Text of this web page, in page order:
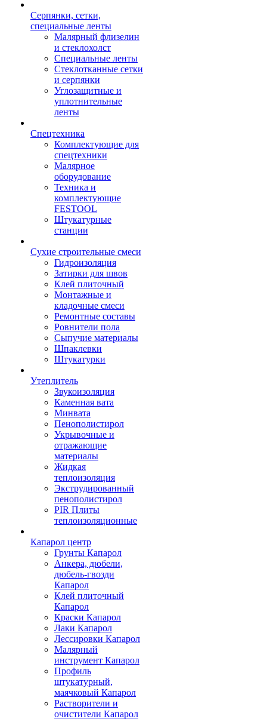
Серпянки, сетки,
специальные ленты
Малярный флизелин
и стеклохолст
Специальные ленты
Стеклотканные сетки
и серпянки
Углозащитные и
уплотнительные
ленты
Спецтехника
Комплектующие для
спецтехники
Малярное
оборудование
Техника и
комплектующие
FESTOOL
Штукатурные
станции
Сухие строительные смеси
Гидроизоляция
Затирки для швов
Клей плиточный
Монтажные и
кладочные смеси
Ремонтные составы
Ровнители пола
Сыпучие материалы
Шпаклевки
Штукатурки
Утеплитель
Звукоизоляция
Каменная вата
Минвата
Пенополистирол
Укрывочные и
отражающие
материалы
Жидкая
теплоизоляция
Экструдированный
пенополистирол
PIR Плиты
теплоизоляционные
Капарол центр
Грунты Капарол
Анкера, дюбели,
дюбель-гвозди
Капарол
Клей плиточный
Капарол
Краски Капарол
Лаки Капарол
Лессировки Капарол
Малярный
инструмент Капарол
Профиль
штукатурный,
маячковый Капарол
Растворители и
очистители Капарол